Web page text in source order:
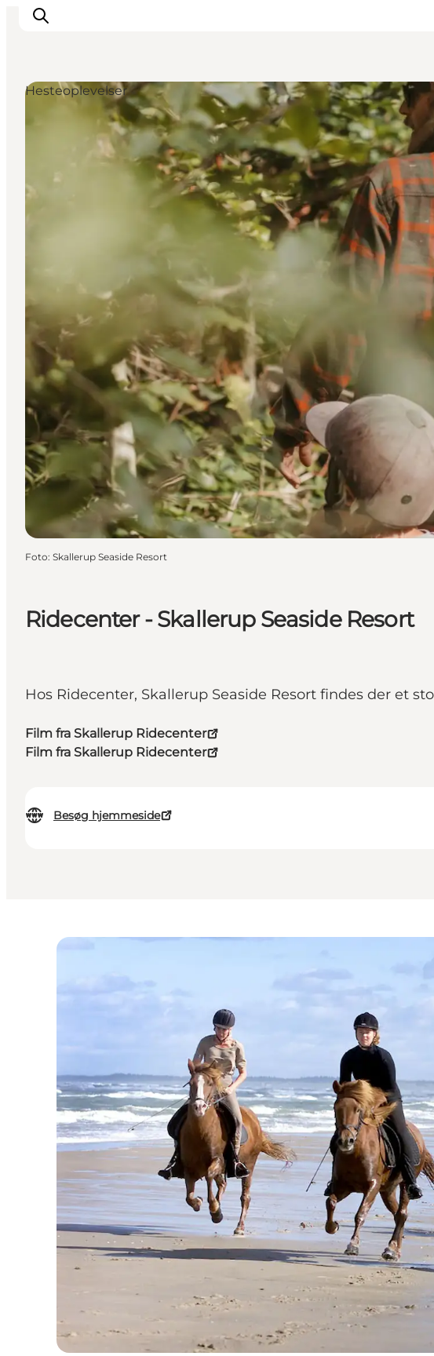
Feriesteder
Inspiration
Handicapvenlig ferie
Events
Planlæg din ferie
Ridecenter - Skallerup Seaside Resort
Hos Ridecenter, Skallerup Seaside Resort findes der et
Film fra Skallerup Ridecenter
Film fra Skallerup Ridecenter
Besøg hjemmeside
Hesteoplevelser
Foto: Skallerup Seaside Resort